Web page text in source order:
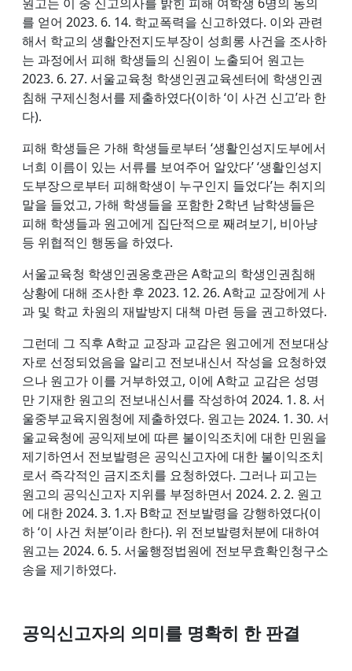
를 얻어 2023. 6. 14. 학교폭력을 신고하였다. 이와 관련
해서 학교의 생활안전지도부장이 성희롱 사건을 조사하
는 과정에서 피해 학생들의 신원이 노출되어 원고는
2023. 6. 27. 서울교육청 학생인권교육센터에 학생인권
침해 구제신청서를 제출하였다(이하 ‘이 사건 신고’라 한
다).
피해 학생들은 가해 학생들로부터 ‘생활인성지도부에서
너희 이름이 있는 서류를 보여주어 알았다’ ‘생활인성지
도부장으로부터 피해학생이 누구인지 들었다’는 취지의
말을 들었고, 가해 학생들을 포함한 2학년 남학생들은
피해 학생들과 원고에게 집단적으로 째려보기, 비아냥
등 위협적인 행동을 하였다.
서울교육청 학생인권옹호관은 A학교의 학생인권침해
상황에 대해 조사한 후 2023. 12. 26. A학교 교장에게 사
과 및 학교 차원의 재발방지 대책 마련 등을 권고하였다.
그런데 그 직후 A학교 교장과 교감은 원고에게 전보대상
자로 선정되었음을 알리고 전보내신서 작성을 요청하였
으나 원고가 이를 거부하였고, 이에 A학교 교감은 성명
만 기재한 원고의 전보내신서를 작성하여 2024. 1. 8. 서
울중부교육지원청에 제출하였다. 원고는 2024. 1. 30. 서
울교육청에 공익제보에 따른 불이익조치에 대한 민원을
제기하연서 전보발령은 공익신고자에 대한 불이익조치
로서 즉각적인 금지조치를 요청하였다. 그러나 피고는
원고의 공익신고자 지위를 부정하면서 2024. 2. 2. 원고
에 대한 2024. 3. 1.자 B학교 전보발령을 강행하였다(이
하 ‘이 사건 처분’이라 한다). 위 전보발령처분에 대하여
원고는 2024. 6. 5. 서울행정법원에 전보무효확인청구소
송을 제기하였다.
공익신고자의 의미를 명확히 한 판결